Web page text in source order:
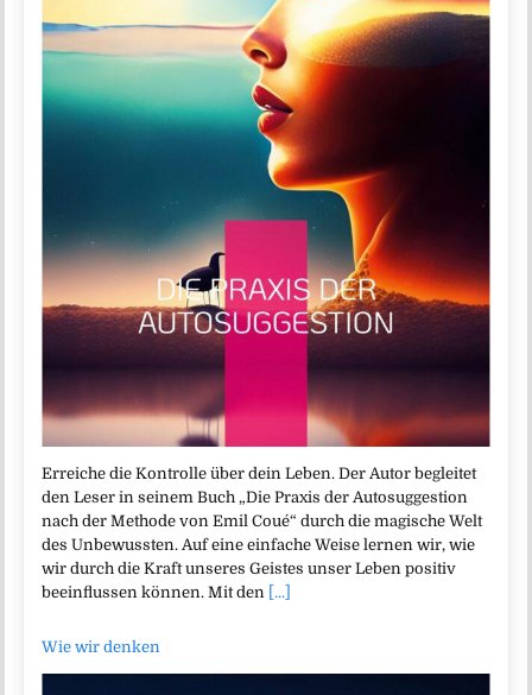
Erreiche die Kontrolle über dein Leben. Der Autor begleitet
den Leser in seinem Buch „Die Praxis der Autosuggestion
nach der Methode von Emil Coué“ durch die magische Welt
des Unbewussten. Auf eine einfache Weise lernen wir, wie
wir durch die Kraft unseres Geistes unser Leben positiv
beeinflussen können. Mit den
[...]
Wie wir denken